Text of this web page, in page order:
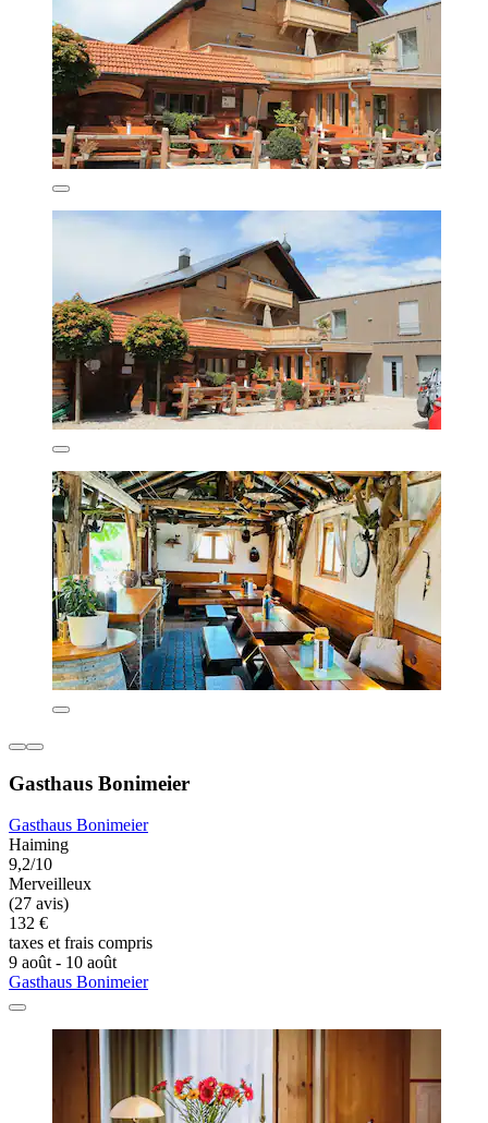
Gasthaus Bonimeier
Gasthaus Bonimeier
Haiming
9,2/10
Merveilleux
(27 avis)
132 €
taxes et frais compris
9 août - 10 août
Gasthaus Bonimeier